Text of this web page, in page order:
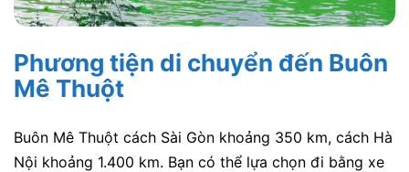
Phương tiện di chuyển đến Buôn
Mê Thuột
Buôn Mê Thuột cách Sài Gòn khoảng 350 km, cách Hà
Nội khoảng 1.400 km. Bạn có thể lựa chọn đi bằng xe